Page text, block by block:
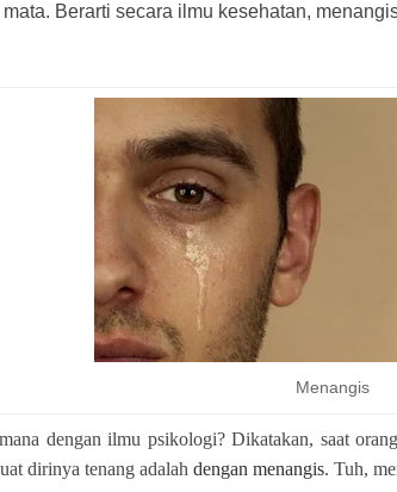
Berarti secara ilmu kesehatan,
Menangis
dengan ilmu psikologi? Dikatakan, saat
dirinya tenang adalah dengan menangis. Tuh,